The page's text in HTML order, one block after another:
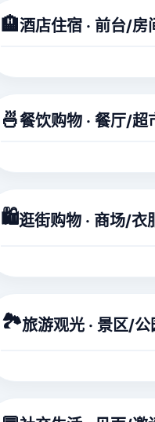
🏨酒店住宿 · 前台/房
🍜餐饮购物 · 餐厅/超
🛍️逛街购物 · 商场/
🏞️旅游观光 · 景区/